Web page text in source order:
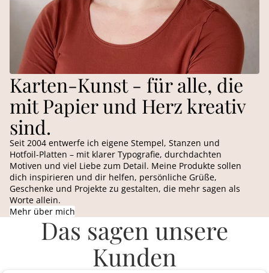
Karten-Kunst - für alle, die
mit Papier und Herz kreativ
sind.
Seit 2004 entwerfe ich eigene Stempel, Stanzen und
Hotfoil-Platten – mit klarer Typografie, durchdachten
Motiven und viel Liebe zum Detail. Meine Produkte sollen
dich inspirieren und dir helfen, persönliche Grüße,
Geschenke und Projekte zu gestalten, die mehr sagen als
Worte allein.
Mehr über mich
Das sagen unsere
Kunden